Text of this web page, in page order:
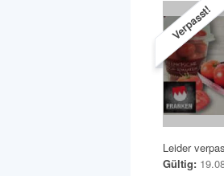
Verpasst!
Leider
Gültig: